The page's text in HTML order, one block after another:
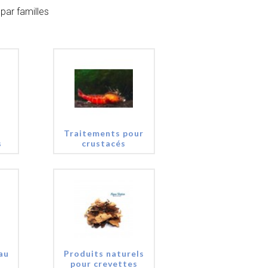
familles
Traitements pour
crustacés
Produits naturels
pour crevettes